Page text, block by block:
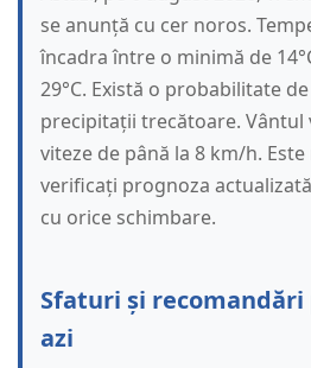
se anunță cu cer noros.
încadra între o minimă de
29°C. Există o probabilitate
precipitații trecătoare. Vântul
viteze de până la 8 km/h.
verificați prognoza
cu orice schimbare.
Sfaturi și
azi